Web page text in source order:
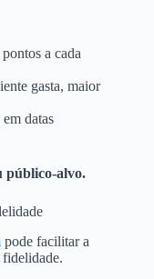
a cada
gasta, maior
datas
público-alvo.
pode facilitar a
fidelidade.